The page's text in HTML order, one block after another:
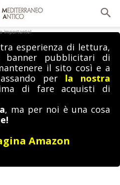
importante!
esperienza di lettura,
banner pubblicitari di
il sito così e a
per la nostra
di fare acquisti di
, ma per noi è una cosa
Amazon